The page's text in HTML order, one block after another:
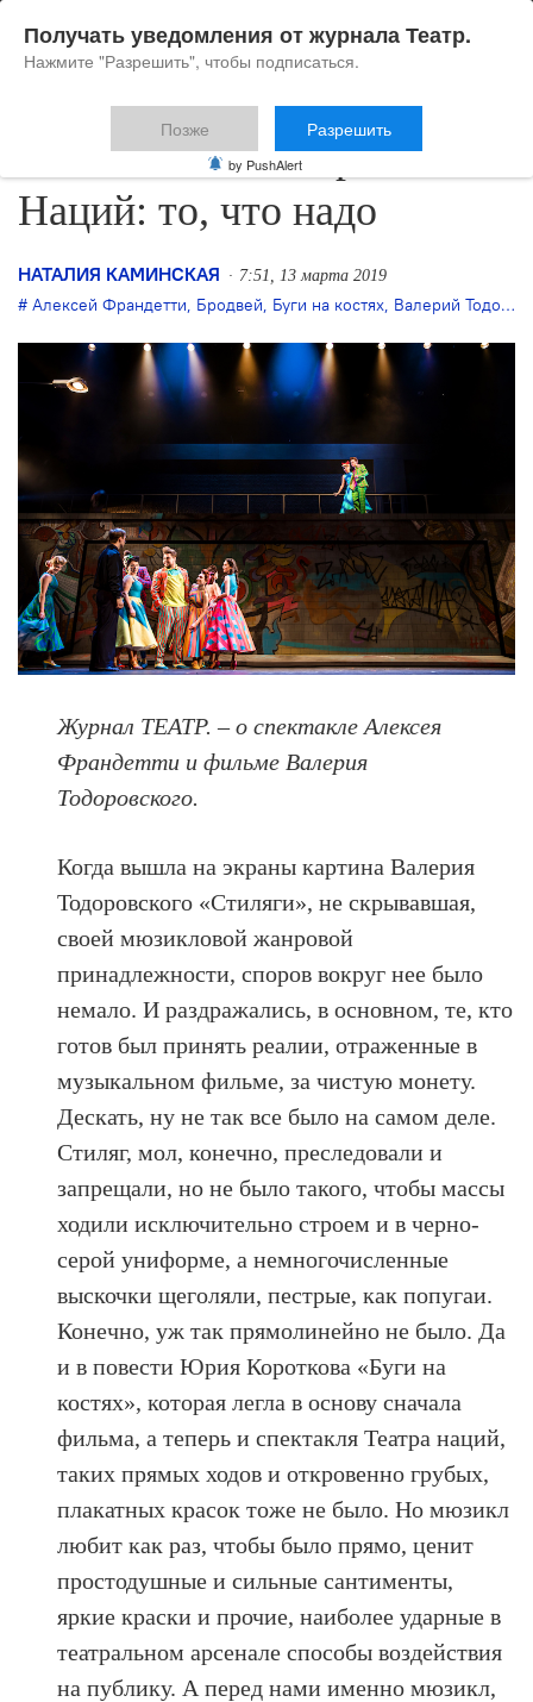
«Стиляги» в Театре
Наций: то, что надо
НАТАЛИЯ КАМИНСКАЯ 7:51, 13 марта 2019
Алексей Франдетти, Бродвей, Буги на костях, Валерий Тодоровский
Журнал ТЕАТР. – о спектакле Алексея
Франдетти и фильме Валерия
Тодоровского.
Когда вышла на экраны картина Валерия
Тодоровского «Стиляги», не скрывавшая,
своей мюзикловой жанровой
принадлежности, споров вокруг нее было
немало. И раздражались, в основном, те, кто
готов был принять реалии, отраженные в
музыкальном фильме, за чистую монету.
Дескать, ну не так все было на самом деле.
Стиляг, мол, конечно, преследовали и
запрещали, но не было такого, чтобы массы
ходили исключительно строем и в черно-
серой униформе, а немногочисленные
выскочки щеголяли, пестрые, как попугаи.
Конечно, уж так прямолинейно не было. Да
и в повести Юрия Короткова «Буги на
костях», которая легла в основу сначала
фильма, а теперь и спектакля Театра наций,
таких прямых ходов и откровенно грубых,
плакатных красок тоже не было. Но мюзикл
любит как раз, чтобы было прямо, ценит
простодушные и сильные сантименты,
яркие краски и прочие, наиболее ударные в
театральном арсенале способы воздействия
на публику. А перед нами именно мюзикл,
Получать уведомления от журнала Театр.
Нажмите "Разрешить", чтобы подписаться.
Позже Разрешить
by PushAlert